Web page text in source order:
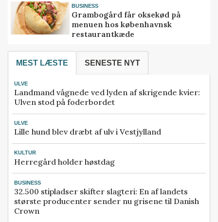
BUSINESS
Grambogård får oksekød på
menuen hos københavnsk
restaurantkæde
MEST LÆSTE SENESTE NYT
ULVE
Landmand vågnede ved lyden af skrigende kvier:
Ulven stod på foderbordet
ULVE
Lille hund blev dræbt af ulv i Vestjylland
KULTUR
Herregård holder høstdag
BUSINESS
32.500 stipladser skifter slagteri: En af landets
største producenter sender nu grisene til Danish
Crown